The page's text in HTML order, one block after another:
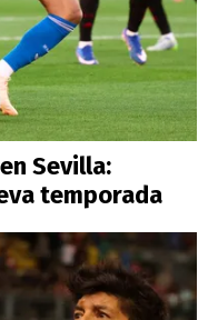
Sevilla:
temporada